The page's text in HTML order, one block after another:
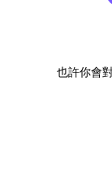
也許你會